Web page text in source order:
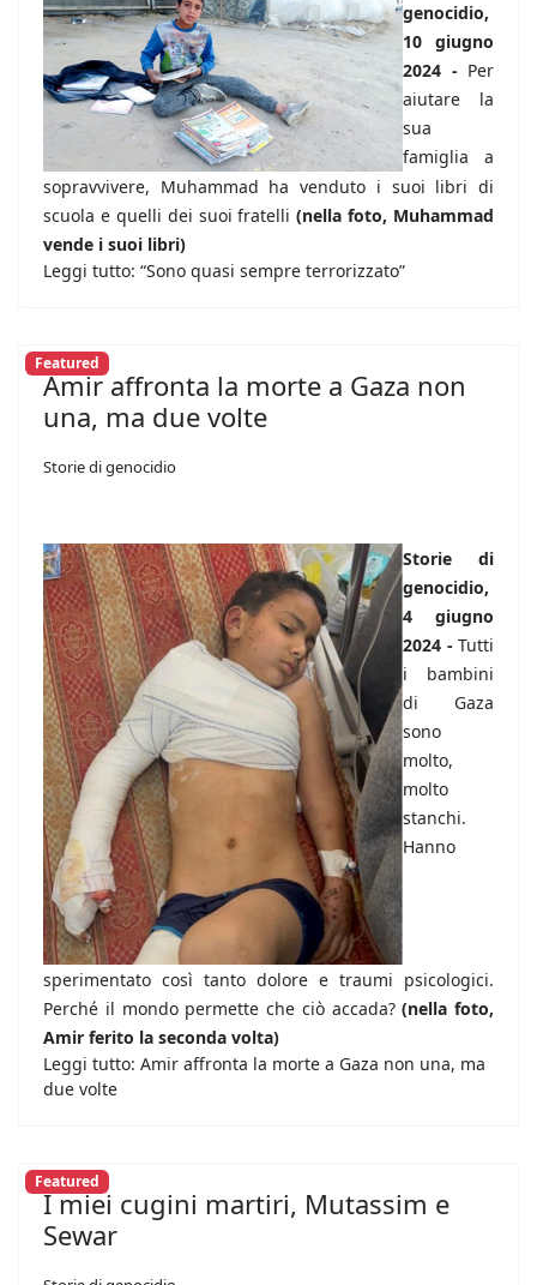
genocidio,
10 giugno
2024 - Per
aiutare la
sua
famiglia a
sopravvivere, Muhammad ha venduto i suoi libri di
scuola e quelli dei suoi fratelli(nella foto, Muhammad
vende i suoi libri)
Leggi tutto: “Sono quasi sempre terrorizzato”
Featured
Amir affronta la morte a Gaza non
una, ma due volte
Storie di genocidio
Storie di
genocidio,
4 giugno
2024 - Tutti
i bambini
di Gaza
sono
molto,
molto
stanchi.
Hanno
sperimentato così tanto dolore e traumi psicologici.
Perché il mondo permette che ciò accada?(nella foto,
Amir ferito la seconda volta)
Leggi tutto: Amir affronta la morte a Gaza non una, ma
due volte
Featured
I miei cugini martiri, Mutassim e
Sewar